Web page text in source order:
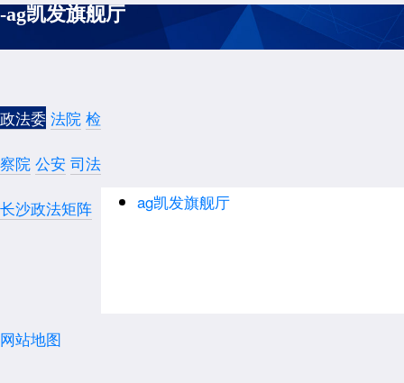
-ag凯发旗舰厅
政法委 法院 检
察院 公安 司法
长沙政法矩阵
ag凯发旗舰厅
网站地图